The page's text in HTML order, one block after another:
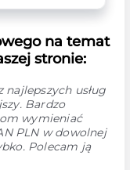
na temat
stronie:
najlepszych usług
Bardzo
wymieniać
PLN w dowolnej
Polecam ją